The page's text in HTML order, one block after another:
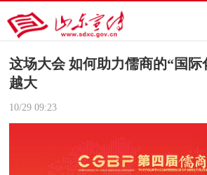
这场大会 如何助力儒商的“国际
越大
10/29 09:23